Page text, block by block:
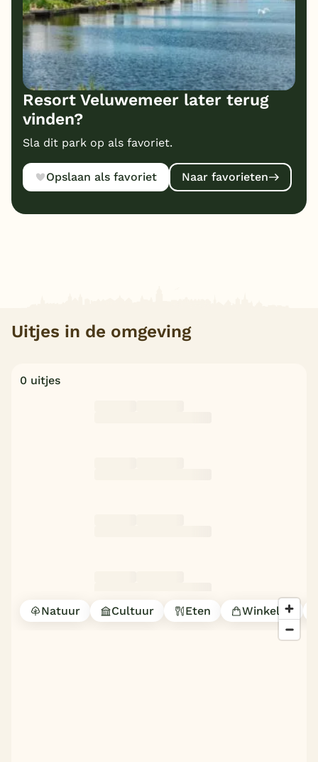
Resort Veluwemeer later terug
vinden?
Sla dit park op als favoriet.
Opslaan als favoriet Naar favorieten
Uitjes in de omgeving
0 uitjes
Natuur Cultuur Eten Winkelen